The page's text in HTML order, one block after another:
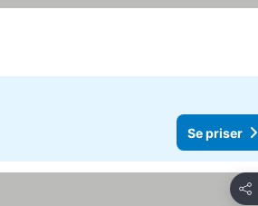
Se priser
Del